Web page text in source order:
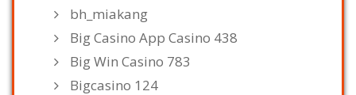
bh_miakang
Big Casino App Casino 438
Big Win Casino 783
Bigcasino 124